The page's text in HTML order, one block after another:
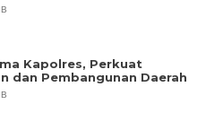
Kapolres, Perkuat
dan Pembangunan Daerah